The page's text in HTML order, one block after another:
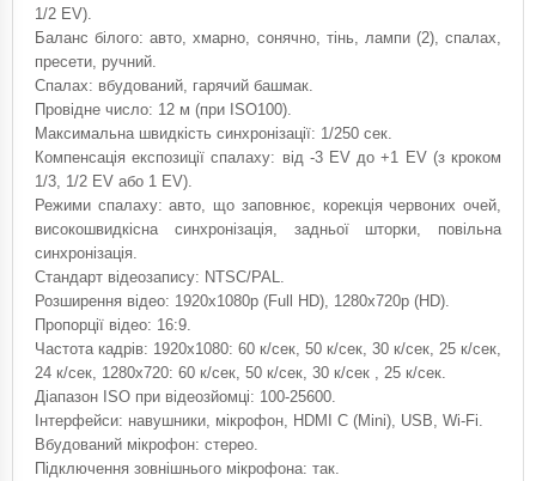
1/2 EV).
Баланс білого: авто, хмарно, сонячно, тінь, лампи (2), спалах,
пресети, ручний.
Спалах: вбудований, гарячий башмак.
Провідне число: 12 м (при ISO100).
Максимальна швидкість синхронізації: 1/250 сек.
Компенсація експозиції спалаху: від -3 EV до +1 EV (з кроком
1/3, 1/2 EV або 1 EV).
Режими спалаху: авто, що заповнює, корекція червоних очей,
високошвидкісна синхронізація, задньої шторки, повільна
синхронізація.
Стандарт відеозапису: NTSC/PAL.
Розширення відео: 1920x1080p (Full HD), 1280x720p (HD).
Пропорції відео: 16:9.
Частота кадрів: 1920x1080: 60 к/сек, 50 к/сек, 30 к/сек, 25 к/сек,
24 к/сек, 1280x720: 60 к/сек, 50 к/сек, 30 к/сек , 25 к/сек.
Діапазон ISO при відеозйомці: 100-25600.
Інтерфейси: навушники, мікрофон, HDMI C (Mini), USB, Wi-Fi.
Вбудований мікрофон: стерео.
Підключення зовнішнього мікрофона: так.